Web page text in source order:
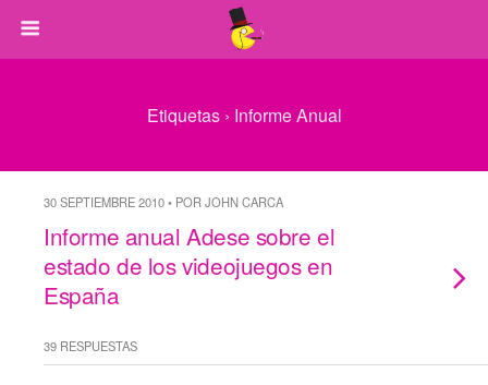
Etiquetas › Informe Anual
30 SEPTIEMBRE 2010 • POR JOHN CARCA
Informe anual Adese sobre el
estado de los videojuegos en
España
39 RESPUESTAS